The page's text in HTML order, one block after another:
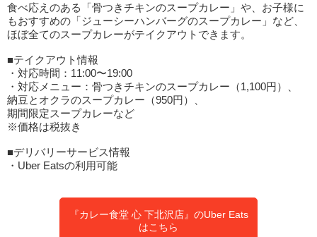
食べ応えのある「骨つきチキンのスープカレー」や、お子様に
もおすすめの「ジューシーハンバーグのスープカレー」など、
ほぼ全てのスープカレーがテイクアウトできます。
■テイクアウト情報
・対応時間：11:00〜19:00
・対応メニュー：骨つきチキンのスープカレー（1,100円）、
納豆とオクラのスープカレー（950円）、
期間限定スープカレーなど
※価格は税抜き
■デリバリーサービス情報
・Uber Eatsの利用可能
『カレー食堂 心 下北沢店』のUber Eats
はこちら